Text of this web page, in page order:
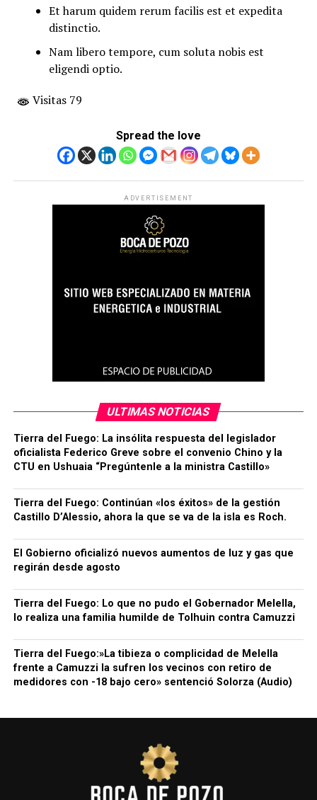
Et harum quidem rerum facilis est et expedita
distinctio.
Nam libero tempore, cum soluta nobis est
eligendi optio.
Visitas 79
Spread the love
ADVERTISEMENT
ULTIMAS NOTICIAS
Tierra del Fuego: La insólita respuesta del legislador
oficialista Federico Greve sobre el convenio Chino y la
CTU en Ushuaia “Pregúntenle a la ministra Castillo»
Tierra del Fuego: Continúan «los éxitos» de la gestión
Castillo D’Alessio, ahora la que se va de la isla es Roch.
El Gobierno oficializó nuevos aumentos de luz y gas que
regirán desde agosto
Tierra del Fuego: Lo que no pudo el Gobernador Melella,
lo realiza una familia humilde de Tolhuin contra Camuzzi
Tierra del Fuego:»La tibieza o complicidad de Melella
frente a Camuzzi la sufren los vecinos con retiro de
medidores con -18 bajo cero» sentenció Solorza (Audio)